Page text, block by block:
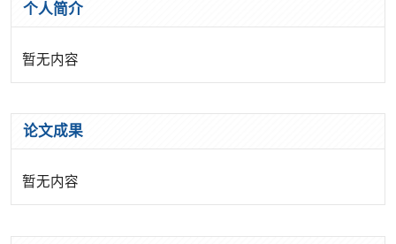
个人简介
暂无内容
论文成果
暂无内容